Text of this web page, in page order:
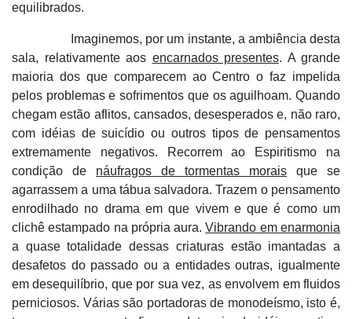
equilibrados.
Imaginemos, por um instante, a ambiência desta
sala, relativamente aos encarnados presentes. A grande
maioria dos que comparecem ao Centro o faz impelida
pelos problemas e sofrimentos que os aguilhoam. Quando
chegam estão aflitos, cansados, desesperados e, não raro,
com idéias de suicídio ou outros tipos de pensamentos
extremamente negativos. Recorrem ao Espiritismo na
condição de náufragos de tormentas morais que se
agarrassem a uma tábua salvadora. Trazem o pensamento
enrodilhado no drama em que vivem e que é como um
clichê estampado na própria aura.Vibrando em enarmonia
a quase totalidade dessas criaturas estão imantadas a
desafetos do passado ou a entidades outras, igualmente
em desequilíbrio, que por sua vez, as envolvem em fluidos
perniciosos. Várias são portadoras de monodeísmo, isto é,